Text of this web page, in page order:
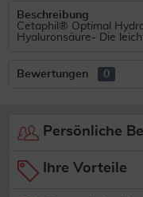
Beschreibung
Cetaphil® Optimal
Hyaluronsäure- Die
Bewertungen 0
Persönliche
Ihre Vorteile